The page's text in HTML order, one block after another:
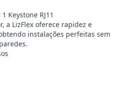
Keystone RJ11
a LizFlex oferece rapidez e
instalações perfeitas sem